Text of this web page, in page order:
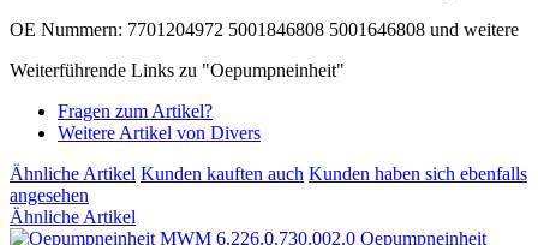
OE Nummern: 7701204972 5001846808 5001646808 und weitere
Weiterführende Links zu "Oepumpneinheit"
Fragen zum Artikel?
Weitere Artikel von Divers
Ähnliche Artikel Kunden kauften auch Kunden haben sich ebenfalls
angesehen
Ähnliche Artikel
Oepumpneinheit